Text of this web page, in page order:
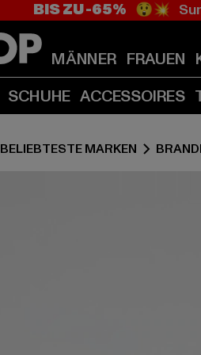
BIS ZU -65% 😲💥
MÄNNER FRAUEN
SCHUHE ACCESSOIRES
BELIEBTESTE MARKEN